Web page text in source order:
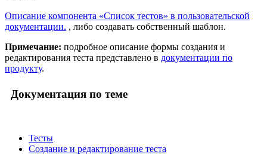
Описание компонента «Список тестов» в пользовательской
документации. , либо создавать собственный шаблон.
Примечание: подробное описание формы создания и
редактирования теста представлено в документации по
продукту.
Документация по теме
Тесты
Создание и редактирование теста